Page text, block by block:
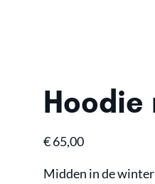
€65,00
Midden in de